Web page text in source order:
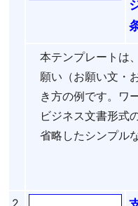
本テンプレートは
願い（お願い文・
き方の例です。ワ
ビジネス文書形式
省略したシンプル
2.